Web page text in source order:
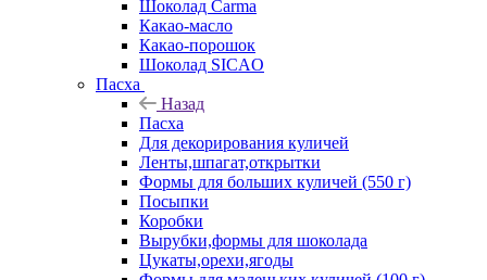
Шоколад Carma
Какао-масло
Какао-порошок
Шоколад SICAO
Пасха
Назад
Пасха
Для декорирования куличей
Ленты,шпагат,открытки
Формы для больших куличей (550 г)
Посыпки
Коробки
Вырубки,формы для шоколада
Цукаты,орехи,ягоды